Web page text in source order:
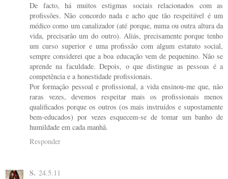
De facto, há muitos estigmas sociais relacionados com as
profissões. Não concordo nada e acho que tão respeitável é um
médico como um canalizador (até porque, numa ou outra altura da
vida, precisarão um do outro). Aliás, precisamente porque tenho
um curso superior e uma profissão com algum estatuto social,
sempre considerei que a boa educação vem de pequenino. Não se
aprende na faculdade. Depois, o que distingue as pessoas é a
competência e a honestidade profissionais.
Por formação pessoal e profissional, a vida ensinou-me que, não
raras vezes, devemos respeitar mais os profissionais menos
qualificados porque os outros (os mais instruídos e supostamente
bem-educados) por vezes esquecem-se de tomar um banho de
humildade em cada manhã.
Responder
S. 24.5.11